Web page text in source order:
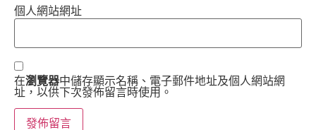
個人網站網址
在瀏覽器中儲存顯示名稱、電子郵件地址及個人網站網
址，以供下次發佈留言時使用。